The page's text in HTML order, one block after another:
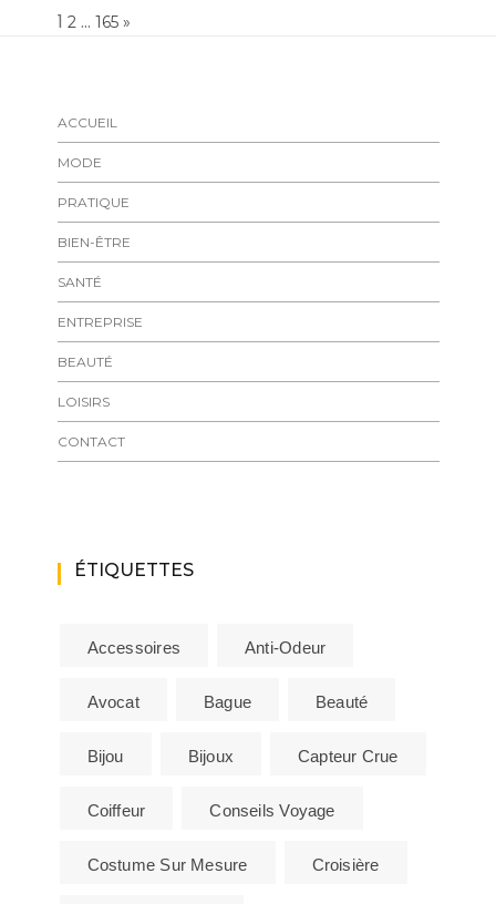
Page:
1 2 … 165 NEXT
»
ACCUEIL
MODE
PRATIQUE
BIEN-ÊTRE
SANTÉ
ENTREPRISE
BEAUTÉ
LOISIRS
CONTACT
ÉTIQUETTES
Accessoires Anti-Odeur
Avocat Bague Beauté
Bijou Bijoux Capteur Crue
Coiffeur Conseils Voyage
Costume Sur Mesure Croisière